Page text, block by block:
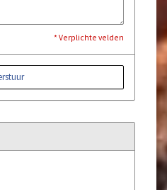
* Verplichte velden